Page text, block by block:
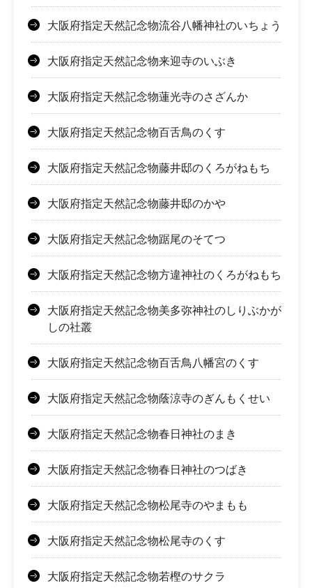
大阪府指定天然記念物流谷八幡神社のいちょう
大阪府指定天然記念物来迎寺のいぶき
大阪府指定天然記念物蓮光寺のさざんか
大阪府指定天然記念物百舌鳥のくす
大阪府指定天然記念物藤井邸のくろがねもち
大阪府指定天然記念物藤井邸のかや
大阪府指定天然記念物踞尾のそてつ
大阪府指定天然記念物方違神社のくろがねもち
大阪府指定天然記念物美多弥神社のしりぶかが
しの社叢
大阪府指定天然記念物百舌鳥八幡宮のくす
大阪府指定天然記念物蔭涼寺のぎんもくせい
大阪府指定天然記念物春日神社のまき
大阪府指定天然記念物春日神社のつばき
大阪府指定天然記念物松尾寺のやまもも
大阪府指定天然記念物松尾寺のくす
大阪府指定天然記念物若樫のサクラ